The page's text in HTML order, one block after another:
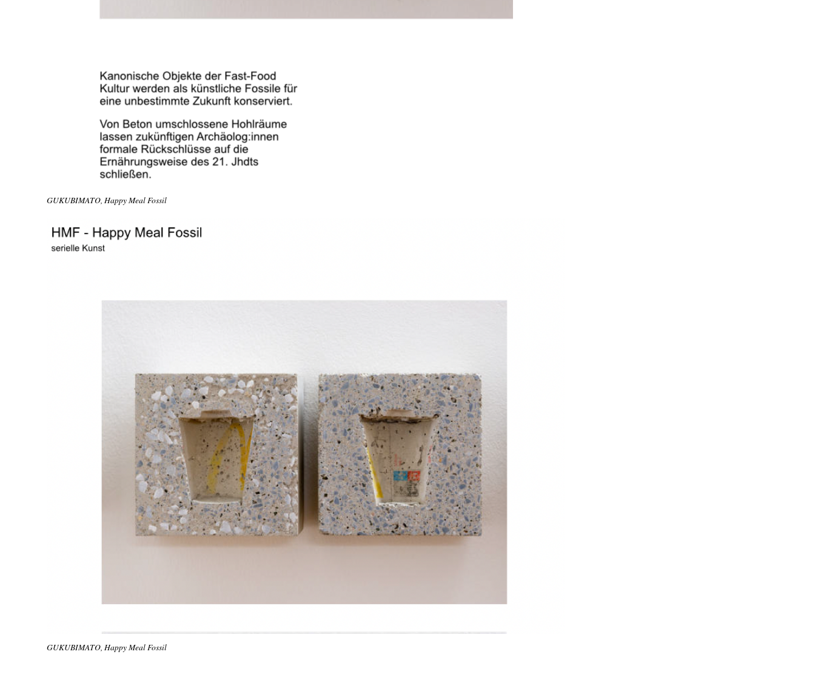
GUKUBIMATO, Happy Meal Fossil
GUKUBIMATO, Happy Meal Fossil